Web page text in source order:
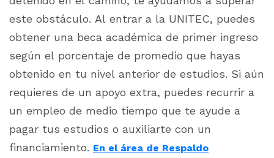
este obstáculo. Al entrar a la UNITEC, puedes
obtener una beca académica de primer ingreso
según el porcentaje de promedio que hayas
obtenido en tu nivel anterior de estudios. Si aún
requieres de un apoyo extra, puedes recurrir a
un empleo de medio tiempo que te ayude a
pagar tus estudios o auxiliarte con un
financiamiento. En el área de Respaldo